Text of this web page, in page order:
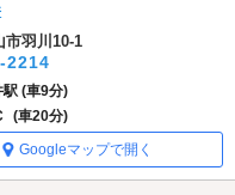
市羽川10-1
2214
駅 (車9分)
(車20分)
Googleマップで開く